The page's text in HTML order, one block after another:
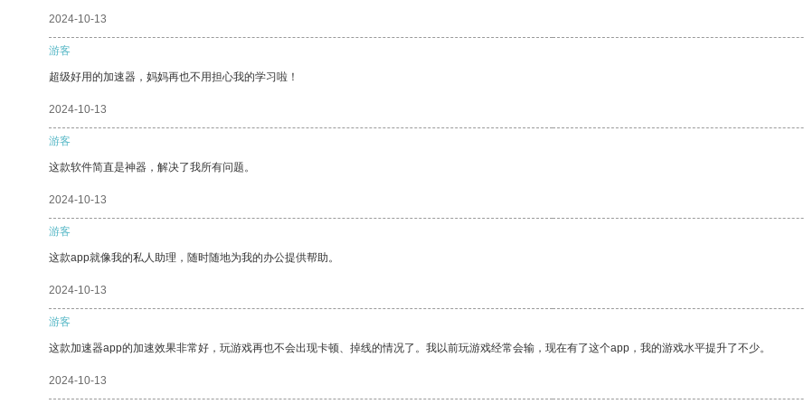
2024-10-13
游客
超级好用的加速器，妈妈再也不用担心我的学习啦！
2024-10-13
游客
这款软件简直是神器，解决了我所有问题。
2024-10-13
游客
这款app就像我的私人助理，随时随地为我的办公提供帮助。
2024-10-13
游客
这款加速器app的加速效果非常好，玩游戏再也不会出现卡顿、掉线的情况了。我以前玩游戏经常会输，现在有了这个app，我的游戏水平提升了不少。
2024-10-13